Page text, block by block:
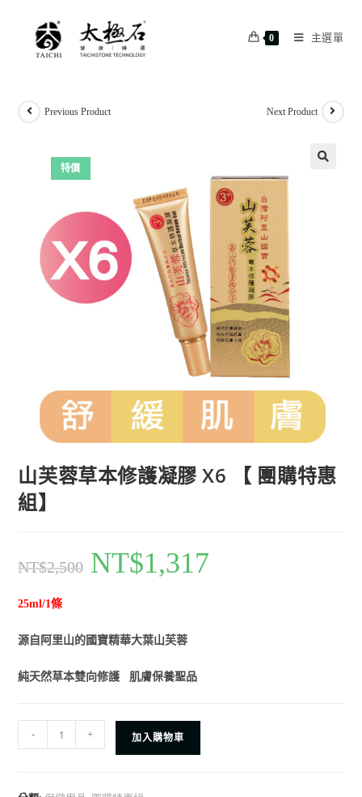
0 主選單
特價
Previous Product Next Product
山芙蓉草本修護凝膠 X6 【 團購特惠
組】
NT$2,500 NT$1,317
25ml/1條
源自阿里山的國寶精華大葉山芙蓉
純天然草本雙向修護 肌膚保養聖品
- + 加入購物車